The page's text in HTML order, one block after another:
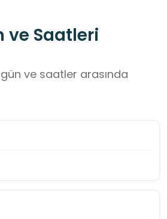
ve Saatleri
ve saatler arasında